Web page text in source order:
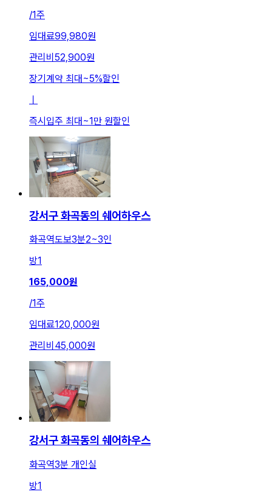
/1주
임대료99,980원
관리비 52,900원
장기계약 최대~5%할인
ㅣ
즉시입주 최대~1만 원할인
강서구 화곡동의 쉐어하우스
화곡역도보3분2~3인
방1
165,000원
/1주
임대료120,000원
관리비 45,000원
강서구 화곡동의 쉐어하우스
화곡역3분 개인실
방1